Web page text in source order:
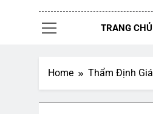
TRANG CHỦ
Home Thẩm Định Giá